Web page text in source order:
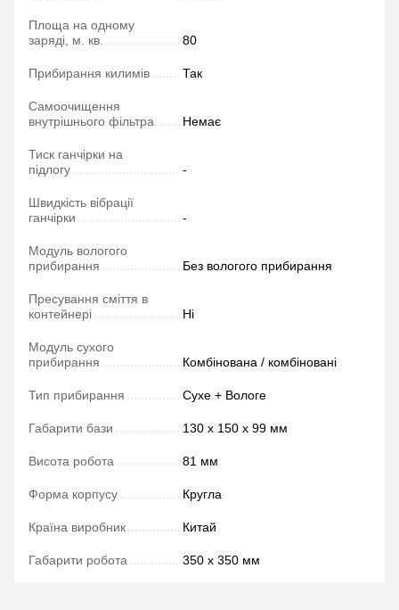
Площа на одному
заряді, м. кв.
80
Прибирання килимів Так
Самоочищення
внутрішнього фільтра
Немає
Тиск ганчірки на
підлогу
-
Швидкість вібрації
ганчірки
-
Модуль вологого
прибирання
Без вологого прибирання
Пресування сміття в
контейнері
Ні
Модуль сухого
прибирання
Комбінована / комбіновані
Тип прибирання Сухе + Вологе
Габарити бази 130 х 150 х 99 мм
Висота робота 81 мм
Форма корпусу Кругла
Країна виробник Китай
Габарити робота 350 х 350 мм